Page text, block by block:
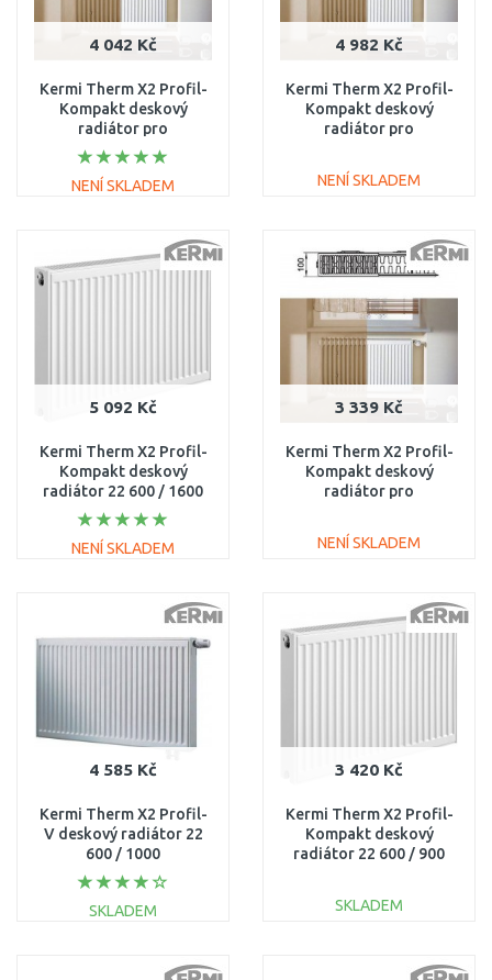
4 042 Kč
Kermi Therm X2 Profil-
Kompakt deskový
radiátor pro
rekonstrukce 22 554 /
1200 FK022D512
NENÍ SKLADEM
Porovnat
4 982 Kč
Kermi Therm X2 Profil-
Kompakt deskový
radiátor pro
1600 FK022D516
NENÍ SKLADEM
Porovnat
5 092 Kč
Kermi Therm X2 Profil-
Kompakt deskový
radiátor 22 600 / 1600
FK0220616
NENÍ SKLADEM
Porovnat
3 339 Kč
Kermi Therm X2 Profil-
Kompakt deskový
radiátor pro
900 FK022D509
NENÍ SKLADEM
Porovnat
4 585 Kč
Kermi Therm X2 Profil-
V deskový radiátor 22
600 / 1000
FTV220601001R1K
SKLADEM
3 420 Kč
Kermi Therm X2 Profil-
Kompakt deskový
radiátor 22 600 / 900
SKLADEM